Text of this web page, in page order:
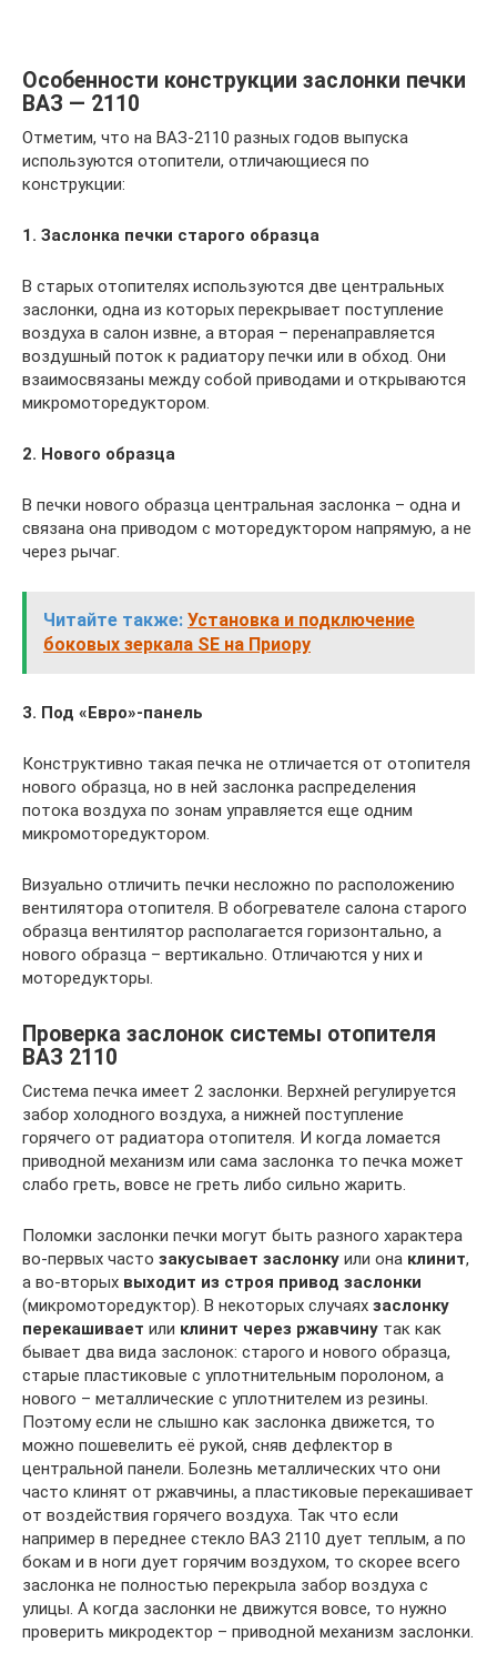
Особенности конструкции заслонки печки
ВАЗ — 2110
Отметим, что на ВАЗ-2110 разных годов выпуска
используются отопители, отличающиеся по
конструкции:
1. Заслонка печки старого образца
В старых отопителях используются две центральных
заслонки, одна из которых перекрывает поступление
воздуха в салон извне, а вторая – перенаправляется
воздушный поток к радиатору печки или в обход. Они
взаимосвязаны между собой приводами и открываются
микромоторедуктором.
2. Нового образца
В печки нового образца центральная заслонка – одна и
связана она приводом с моторедуктором напрямую, а не
через рычаг.
Читайте также: Установка и подключение
боковых зеркала SE на Приору
3. Под «Евро»-панель
Конструктивно такая печка не отличается от отопителя
нового образца, но в ней заслонка распределения
потока воздуха по зонам управляется еще одним
микромоторедуктором.
Визуально отличить печки несложно по расположению
вентилятора отопителя. В обогревателе салона старого
образца вентилятор располагается горизонтально, а
нового образца – вертикально. Отличаются у них и
моторедукторы.
Проверка заслонок системы отопителя
ВАЗ 2110
Система печка имеет 2 заслонки. Верхней регулируется
забор холодного воздуха, а нижней поступление
горячего от радиатора отопителя. И когда ломается
приводной механизм или сама заслонка то печка может
слабо греть, вовсе не греть либо сильно жарить.
Поломки заслонки печки могут быть разного характера
во-первых часто закусывает заслонку или она клинит,
а во-вторых выходит из строя привод заслонки
(микромоторедуктор). В некоторых случаях заслонку
перекашивает или клинит через ржавчину так как
бывает два вида заслонок: старого и нового образца,
старые пластиковые с уплотнительным поролоном, а
нового – металлические с уплотнителем из резины.
Поэтому если не слышно как заслонка движется, то
можно пошевелить её рукой, сняв дефлектор в
центральной панели. Болезнь металлических что они
часто клинят от ржавчины, а пластиковые перекашивает
от воздействия горячего воздуха. Так что если
например в переднее стекло ВАЗ 2110 дует теплым, а по
бокам и в ноги дует горячим воздухом, то скорее всего
заслонка не полностью перекрыла забор воздуха с
улицы. А когда заслонки не движутся вовсе, то нужно
проверить микродектор – приводной механизм заслонки.